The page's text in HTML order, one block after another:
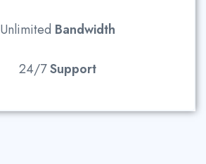
Unlimited Bandwidth
24/7Support